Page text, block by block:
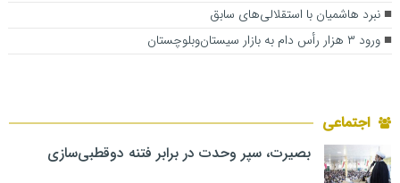
نبرد هاشمیان با استقلالی‌های سابق
ورود ۳ هزار رأس دام به بازار سیستان‌وبلوچستان
اجتماعی
بصیرت، سپر وحدت در برابر فتنه دوقطبی‌سازی